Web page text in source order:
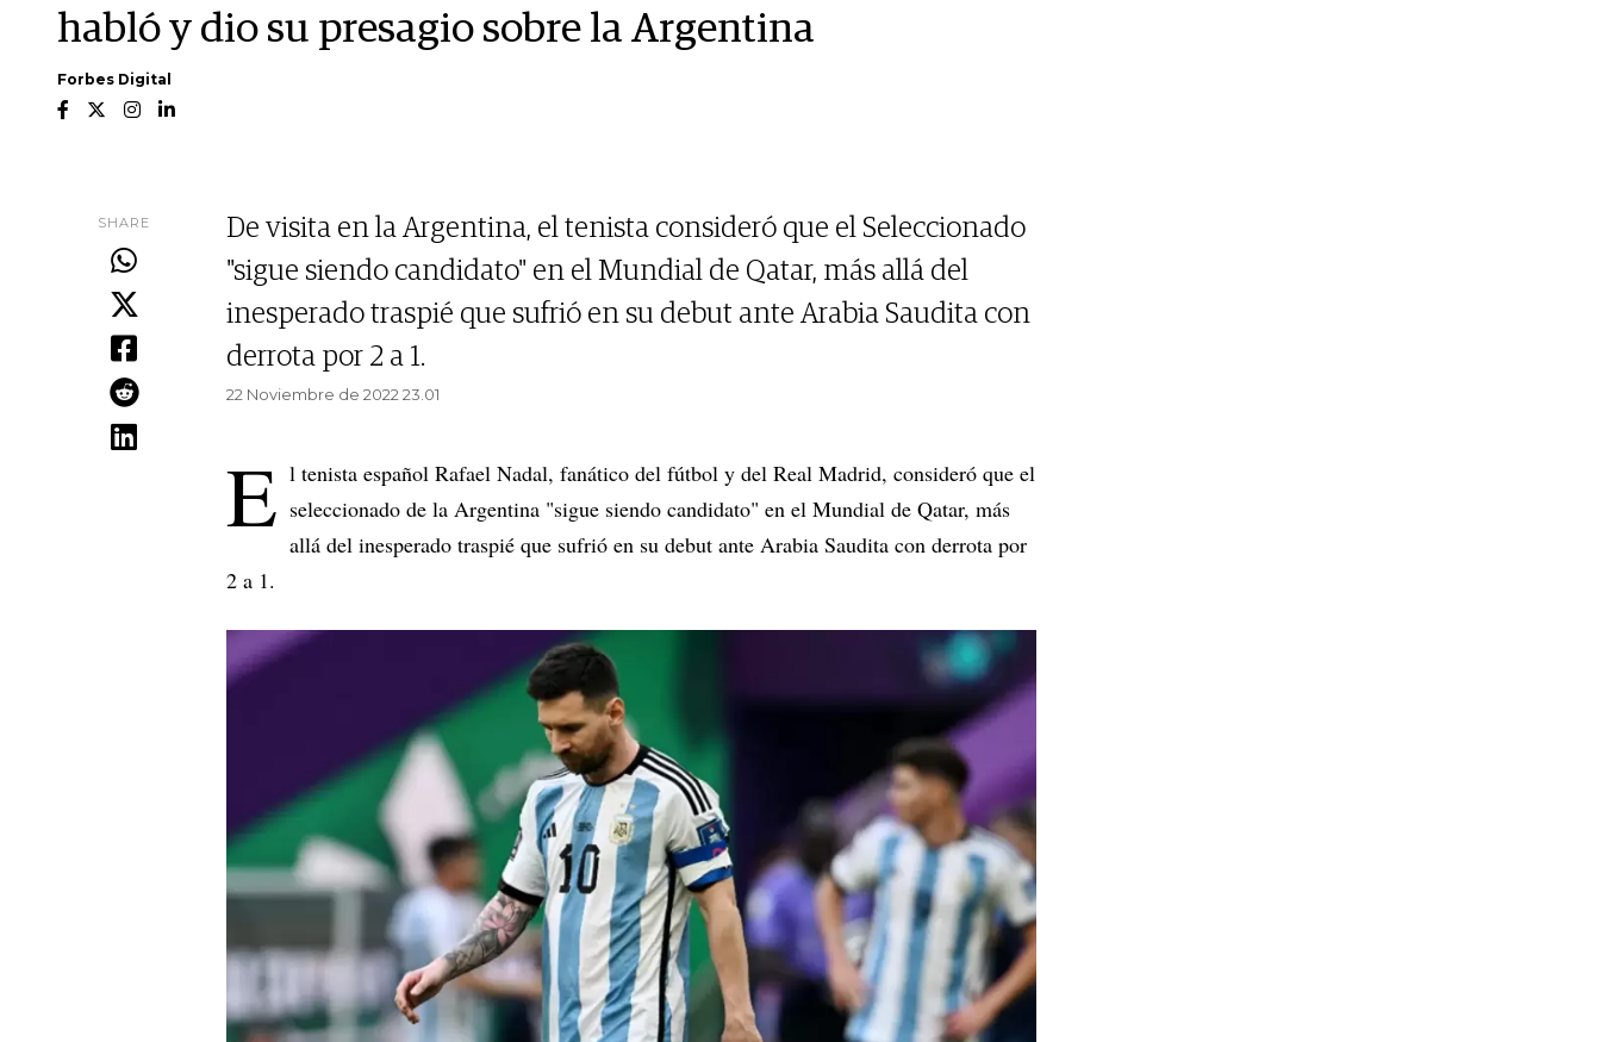
habló y dio su presagio sobre la Argentina
Forbes Digital
SHARE
De visita en la Argentina, el tenista consideró que el Seleccionado
"sigue siendo candidato" en el Mundial de Qatar, más allá del
inesperado traspié que sufrió en su debut ante Arabia Saudita con
derrota por 2 a 1.
22 Noviembre de 2022 23.01
E l tenista español Rafael Nadal, fanático del fútbol y del Real Madrid, consideró que el
seleccionado de la Argentina "sigue siendo candidato" en el Mundial de Qatar, más
allá del inesperado traspié que sufrió en su debut ante Arabia Saudita con derrota por
2 a 1.